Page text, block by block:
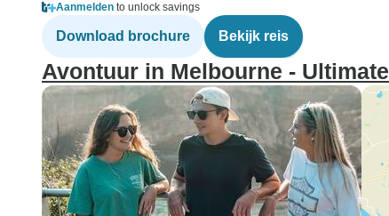
Aanmelden to unlock savings
Download brochure Bekijk reis
Avontuur in Melbourne - Ultimate